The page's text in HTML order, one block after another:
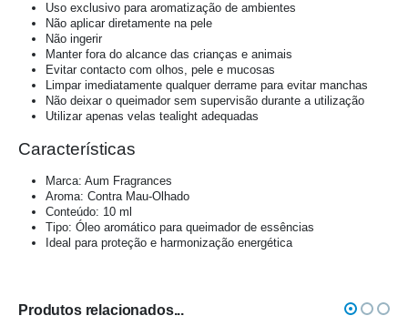
Uso exclusivo para aromatização de ambientes
Não aplicar diretamente na pele
Não ingerir
Manter fora do alcance das crianças e animais
Evitar contacto com olhos, pele e mucosas
Limpar imediatamente qualquer derrame para evitar manchas
Não deixar o queimador sem supervisão durante a utilização
Utilizar apenas velas tealight adequadas
Características
Marca: Aum Fragrances
Aroma: Contra Mau-Olhado
Conteúdo: 10 ml
Tipo: Óleo aromático para queimador de essências
Ideal para proteção e harmonização energética
Produtos relacionados...